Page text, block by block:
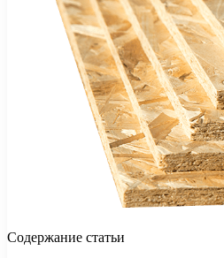
Содержание статьи